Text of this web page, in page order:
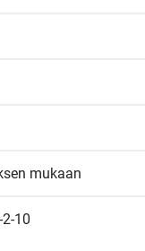
mukaan
10